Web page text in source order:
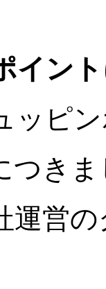
イン
ッピ
つき
運営